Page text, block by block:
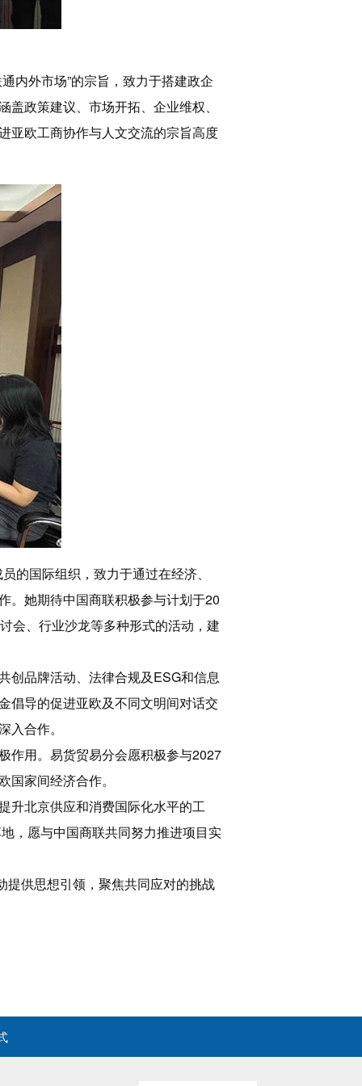
内外市场”的宗旨，致力于搭建政企
政策建议、市场开拓、企业维权、
亚欧工商协作与人文交流的宗旨高度
的国际组织，致力于通过在经济、
。她期待中国商联积极参与计划于20
会、行业沙龙等多种形式的活动，建
创品牌活动、法律合规及ESG和信息
倡导的促进亚欧及不同文明间对话交
入合作。
作用。易货贸易分会愿积极参与2027
家间经济合作。
升北京供应和消费国际化水平的工
，愿与中国商联共同努力推进项目实
提供思想引领，聚焦共同应对的挑战